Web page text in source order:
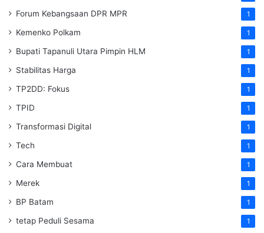
Forum Kebangsaan DPR MPR 1
Kemenko Polkam 1
‎Bupati Tapanuli Utara Pimpin HLM 1
Stabilitas Harga 1
TP2DD: Fokus 1
TPID 1
Transformasi Digital 1
Tech 1
Cara Membuat 1
Merek 1
BP Batam 1
tetap Peduli Sesama 1